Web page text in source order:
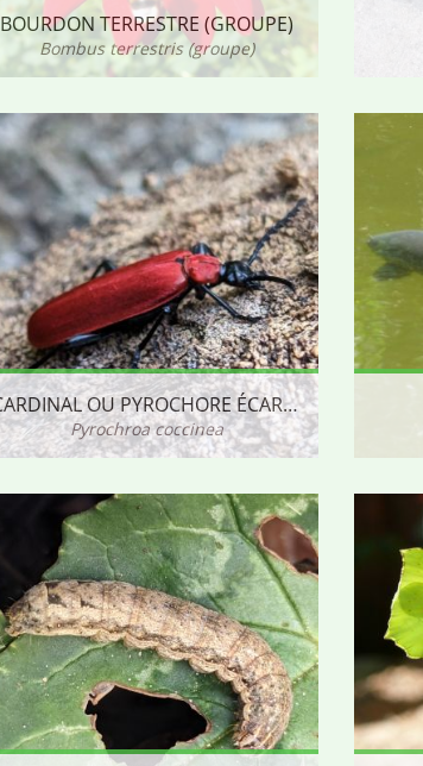
BOURDON TERRESTRE (GROUPE)
Bombus terrestris (groupe)
CARDINAL OU PYROCHORE ÉCARLATE
Pyrochroa coccinea